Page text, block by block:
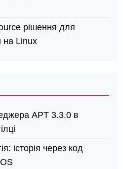
рішення для
на Linux
APT 3.3.0 в
історія через код